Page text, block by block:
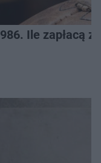
Ile zapłacą